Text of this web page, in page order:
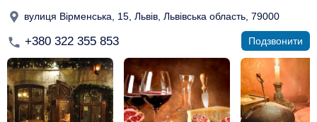
вулиця Вірменська, 15, Львів, Львівська область, 79000
+380 322 355 853 Подзвонити